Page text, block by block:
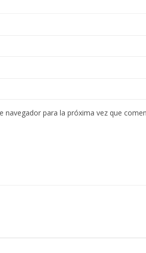
para la próxima vez que